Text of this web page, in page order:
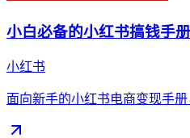
小白必备的小红书搞钱手册
小红书
面向新手的小红书电商变现手